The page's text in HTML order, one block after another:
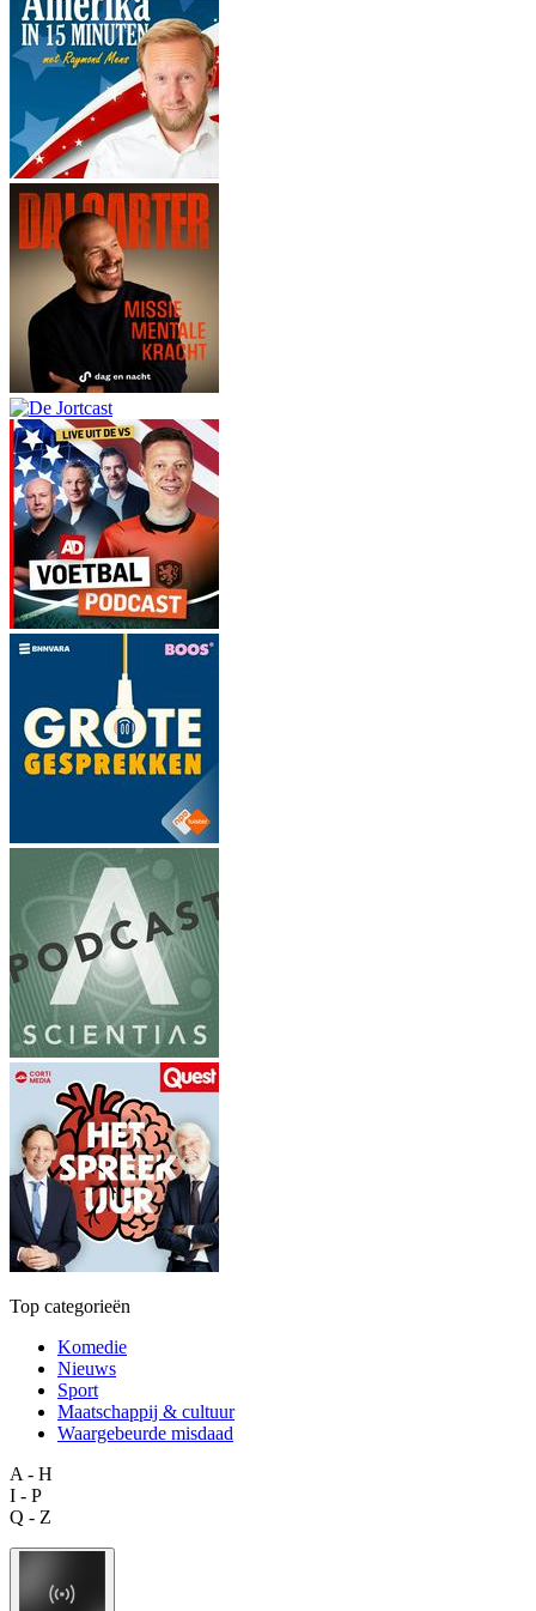
Top categorieën
Komedie
Nieuws
Sport
Maatschappij & cultuur
Waargebeurde misdaad
A - H
I - P
Q - Z